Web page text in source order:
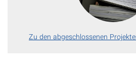
Zu den abgeschlossenen